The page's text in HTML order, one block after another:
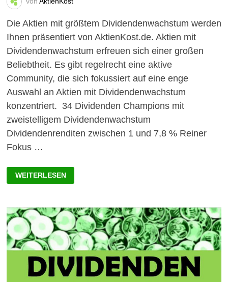
Die Aktien mit größtem Dividendenwachstum werden
Ihnen präsentiert von AktienKost.de. Aktien mit
Dividendenwachstum erfreuen sich einer großen
Beliebtheit. Es gibt regelrecht eine aktive
Community, die sich fokussiert auf eine enge
Auswahl an Aktien mit Dividendenwachstum
konzentriert. 34 Dividenden Champions mit
zweistelligem Dividendenwachstum
Dividendenrenditen zwischen 1 und 7,8 % Reiner
Fokus …
AKTIEN
MIT
GRÖSSTEM D
IVIDENDEN C
HAMPIONS
WEITERLESEN